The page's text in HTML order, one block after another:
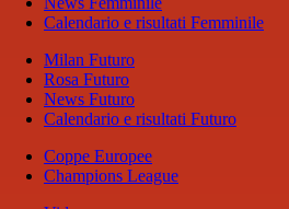
Calendario e risultati Femminile
Milan Futuro
Rosa Futuro
News Futuro
Calendario e risultati Futuro
Coppe Europee
Champions League